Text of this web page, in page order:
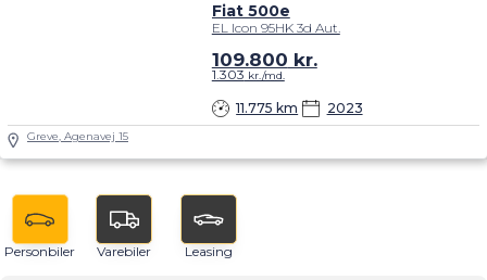
Fiat 500e
EL Icon 95HK 3d Aut.
11.775 km 2023
109.800 kr.
1.303 kr./md.
Greve, Agenavej 15
Personbiler Varebiler Leasing